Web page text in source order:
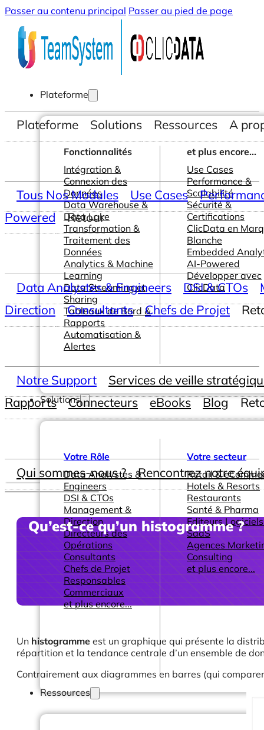
Passer au contenu principal Passer au pied de page
Plateforme
Fonctionnalités
Intégration &
Connexion des
Données
Data Warehouse &
Data Lake
Transformation &
Traitement des
Données
Analytics & Machine
Learning
Data Streaming et
Sharing
Tableaux de Bord &
Rapports
Automatisation &
Alertes
et plus encore...
Use Cases
Performance &
Scalabilité
Sécurité &
Certifications
ClicData en
Blanche
Embedded
AI-Powered
Développer avec
ClicData
Solutions
Votre Rôle
Data Analystes &
Engineers
DSI & CTOs
Management &
Direction
Directeurs des
Opérations
Consultants
Chefs de Projet
Responsables
Commerciaux
et plus encore...
Votre secteur
Retail &
Hotels & Resorts
Restaurants
Santé & Pharma
Editeurs
SaaS
Agences
Consulting
et plus encore...
Ressources
Plateforme Solutions Ressources A
Tous Nos Modules Use Cases
Powered
Retour
Data Analystes & Engineers DSI & CTOs
Direction
Consultants Chefs de Projet
Notre Support
Services de veille
Rapports
Connecteurs eBooks Blog
Qui sommes-nous ? Rencontrez notre
Qu’est-ce qu’un histogramme ?
Un histogramme est un graphique qui présente la
répartition et la tendance centrale d’un ensemble de
Contrairement aux diagrammes en barres (qui